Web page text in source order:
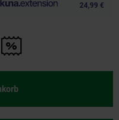
24,99 €
sichern!" anwenden